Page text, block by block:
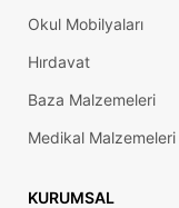
Okul Mobilyaları
Hırdavat
Baza Malzemeleri
Medikal Malzemeleri
KURUMSAL